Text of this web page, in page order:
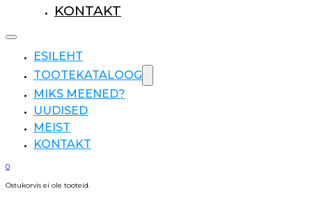
KONTAKT
ESILEHT
TOOTEKATALOOG
MIKS MEENED?
UUDISED
MEIST
KONTAKT
0
Ostukorvis ei ole tooteid.